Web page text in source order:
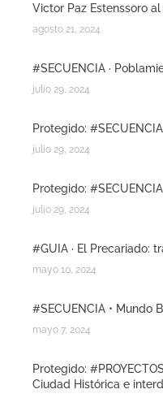
Victor Paz Estenssoro
agosto 21, 2024
#SECUENCIA ·
julio 29, 2024
Protegido:
julio 29, 2024
Protegido:
julio 29, 2024
#GUIA · El Precariado:
mayo 10, 2024
#SECUENCIA • Mundo
mayo 7, 2024
Protegido:
Ciudad Histórica e